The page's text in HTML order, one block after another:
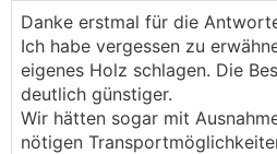
Danke erstmal für die
Ich habe vergessen zu
eigenes Holz schlagen. Die
deutlich günstiger.
Wir hätten sogar mit
nötigen